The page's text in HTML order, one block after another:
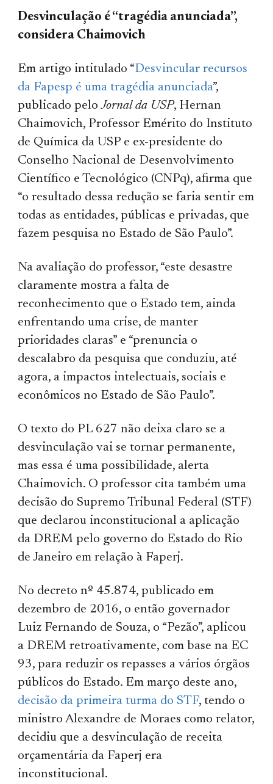
Desvinculação é “tragédia anunciada”,
considera Chaimovich
Em artigo intitulado “Desvincular recursos
da Fapesp é uma tragédia anunciada”,
publicado peloJornal da USP, Hernan
Chaimovich, Professor Emérito do Instituto
de Química da USP e ex-presidente do
Conselho Nacional de Desenvolvimento
Científico e Tecnológico (CNPq), afirma que
“o resultado dessa redução se faria sentir em
todas as entidades, públicas e privadas, que
fazem pesquisa no Estado de São Paulo”.
Na avaliação do professor, “este desastre
claramente mostra a falta de
reconhecimento que o Estado tem, ainda
enfrentando uma crise, de manter
prioridades claras” e “prenuncia o
descalabro da pesquisa que conduziu, até
agora, a impactos intelectuais, sociais e
econômicos no Estado de São Paulo”.
O texto do PL 627 não deixa claro se a
desvinculação vai se tornar permanente,
mas essa é uma possibilidade, alerta
Chaimovich. O professor cita também uma
decisão do Supremo Tribunal Federal (STF)
que declarou inconstitucional a aplicação
da DREM pelo governo do Estado do Rio
de Janeiro em relação à Faperj.
No decreto nº 45.874, publicado em
dezembro de 2016, o então governador
Luiz Fernando de Souza, o “Pezão”, aplicou
a DREM retroativamente, com base na EC
93, para reduzir os repasses a vários órgãos
públicos do Estado. Em março deste ano,
decisão da primeira turma do STF, tendo o
ministro Alexandre de Moraes como relator,
decidiu que a desvinculação de receita
orçamentária da Faperj era
inconstitucional.